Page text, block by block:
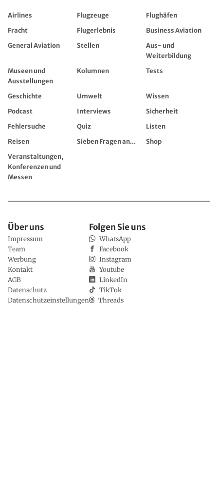
Airlines Flugzeuge
Flughäfen
Fracht
Flugerlebnis
Business Aviation
General Aviation
Stellen
Aus- und
Weiterbildung
Museen und
Ausstellungen
Kolumnen Tests
Geschichte Umwelt
Wissen
Podcast
Interviews
Sicherheit
Fehlersuche
Quiz
Listen
Reisen
Sieben Fragen an...
Shop
Veranstaltungen,
Konferenzen und
Messen
Über uns
Impressum
Team
Werbung
Kontakt
AGB
Datenschutz
Datenschutzeinstellungen
Folgen Sie uns
WhatsApp
Facebook
Instagram
Youtube
LinkedIn
TikTok
Threads